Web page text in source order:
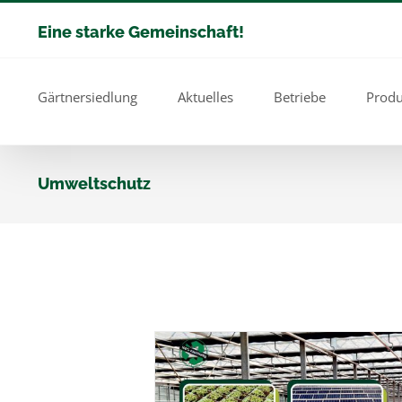
Eine starke Gemeinschaft!
Gärtnersiedlung Aktuelles Betriebe
Umweltschutz